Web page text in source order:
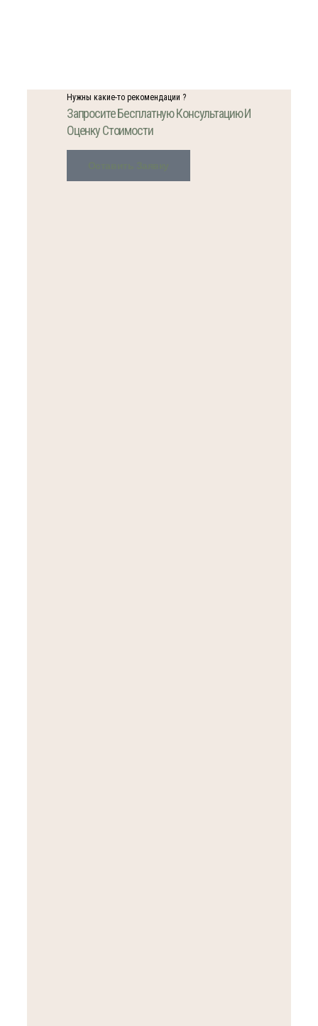
Нужны какие-то рекомендации ?
Запросите Бесплатную Консультацию И
Оценку Стоимости